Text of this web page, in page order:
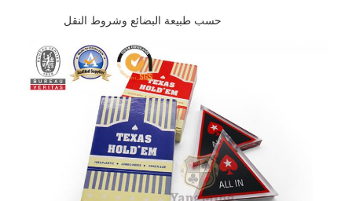
حسب طبيعة البضائع وشروط النقل